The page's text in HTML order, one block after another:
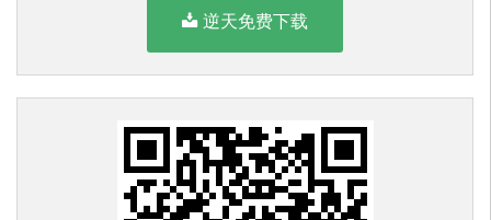
逆天免费下载